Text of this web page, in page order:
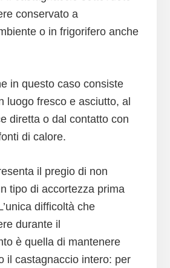
conservato a
o in frigorifero anche
in questo caso consiste
luogo fresco e asciutto, al
diretta o dal contatto con
di calore.
il pregio di non
tipo di accortezza prima
difficoltà che
durante il
è quella di mantenere
il castagnaccio intero: per